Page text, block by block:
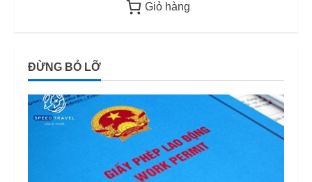
Giỏ hàng
ĐỪNG BỎ LỠ